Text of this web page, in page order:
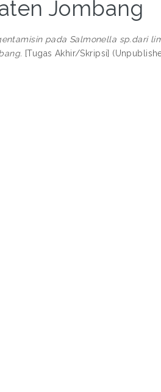
Jombang
pada Salmonella sp.dari
[Tugas Akhir/Skripsi]